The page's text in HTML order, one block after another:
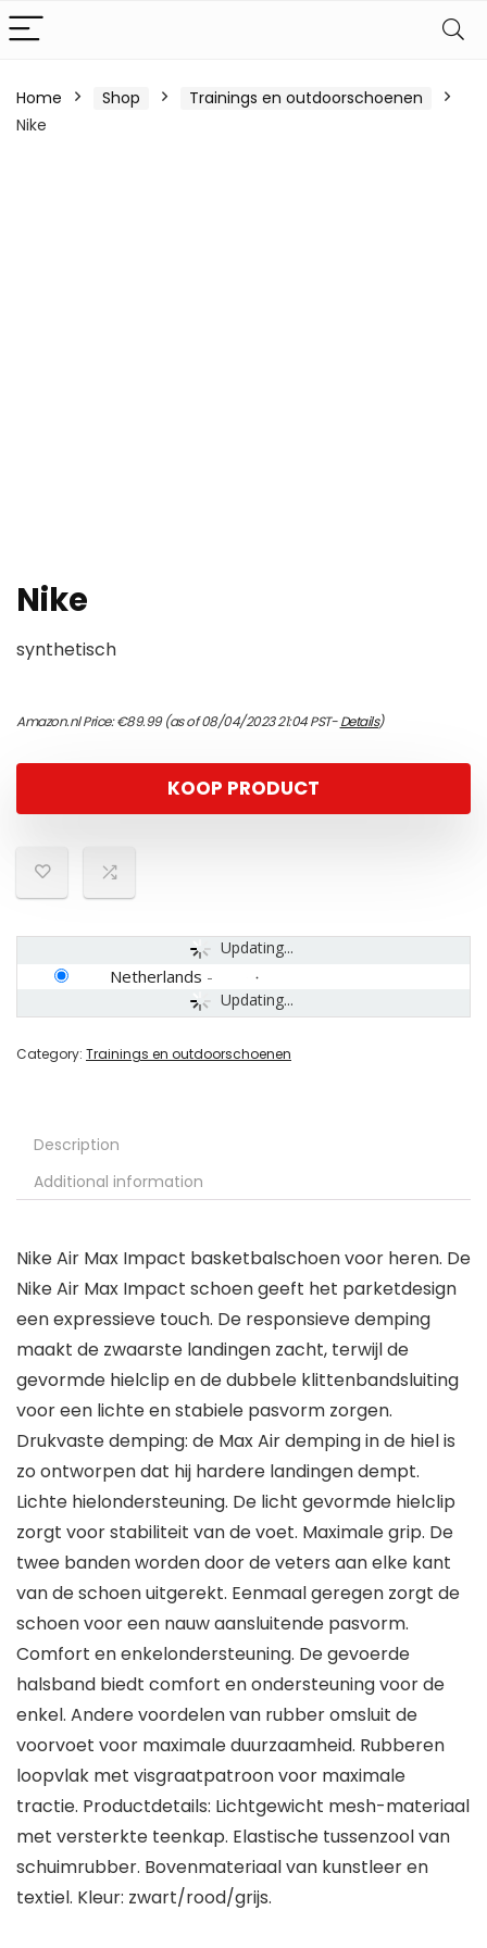
Home Shop
Trainings en outdoorschoenen
Nike
Nike
synthetisch
Amazon.nl Price:€89.99(as of 08/04/2023 21:04 PST-Details)
KOOP PRODUCT
Updating...
Updating...
Netherlands -
Category: Trainings en outdoorschoenen
Description
Additional information
Nike Air Max Impact basketbalschoen voor heren. De
Nike Air Max Impact schoen geeft het parketdesign
een expressieve touch. De responsieve demping
maakt de zwaarste landingen zacht, terwijl de
gevormde hielclip en de dubbele klittenbandsluiting
voor een lichte en stabiele pasvorm zorgen.
Drukvaste demping: de Max Air demping in de hiel is
zo ontworpen dat hij hardere landingen dempt.
Lichte hielondersteuning. De licht gevormde hielclip
zorgt voor stabiliteit van de voet. Maximale grip. De
twee banden worden door de veters aan elke kant
van de schoen uitgerekt. Eenmaal geregen zorgt de
schoen voor een nauw aansluitende pasvorm.
Comfort en enkelondersteuning. De gevoerde
halsband biedt comfort en ondersteuning voor de
enkel. Andere voordelen van rubber omsluit de
voorvoet voor maximale duurzaamheid. Rubberen
loopvlak met visgraatpatroon voor maximale
tractie. Productdetails: Lichtgewicht mesh-materiaal
met versterkte teenkap. Elastische tussenzool van
schuimrubber. Bovenmateriaal van kunstleer en
textiel. Kleur: zwart/rood/grijs.